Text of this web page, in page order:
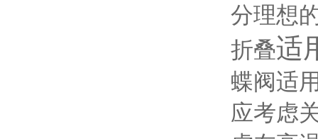
分理想
折叠适
蝶阀适
应考虑